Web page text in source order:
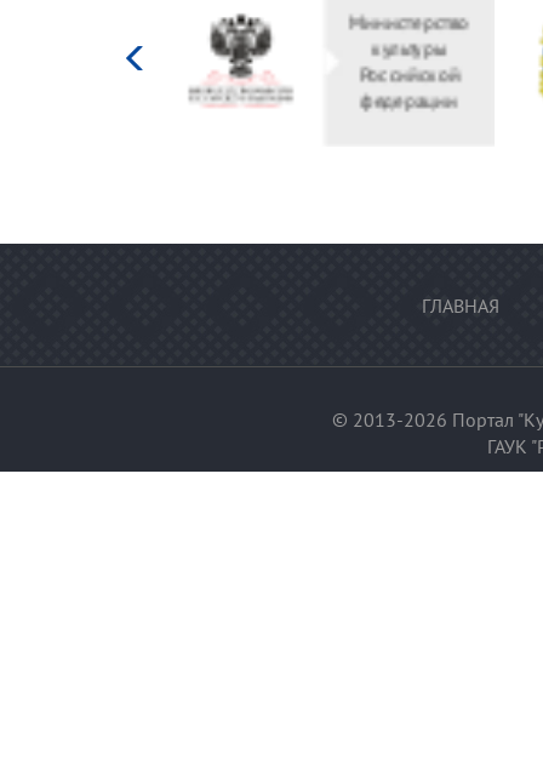
Министерство
культуры
Российской
федерации
ГЛАВНАЯ
© 2013-2026 Портал
ГАУК